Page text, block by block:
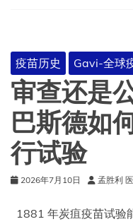
小
儿
麻
痹
症？
疫苗历史 Gavi-全球
审查还是
巴斯德如
行试验
2026年7月10日 孟胜利
1881 年炭疽疫苗试验